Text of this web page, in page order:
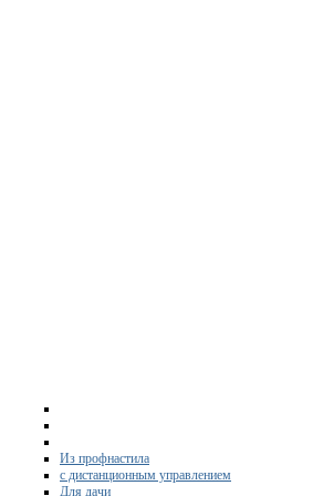
Из профнастила
с дистанционным управлением
Для дачи